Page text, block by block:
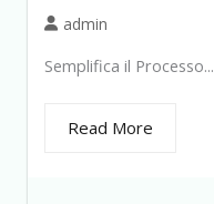
admin
Semplifica il Processo...
Read More